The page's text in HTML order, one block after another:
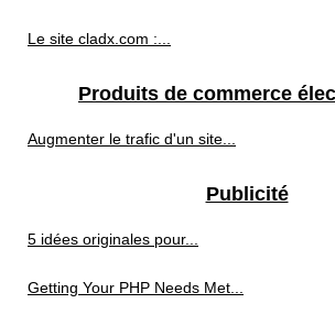
Le site cladx.com :...
Produits de commerce
Augmenter le trafic d'un site...
Publicité
5 idées originales pour...
Getting Your PHP Needs Met...